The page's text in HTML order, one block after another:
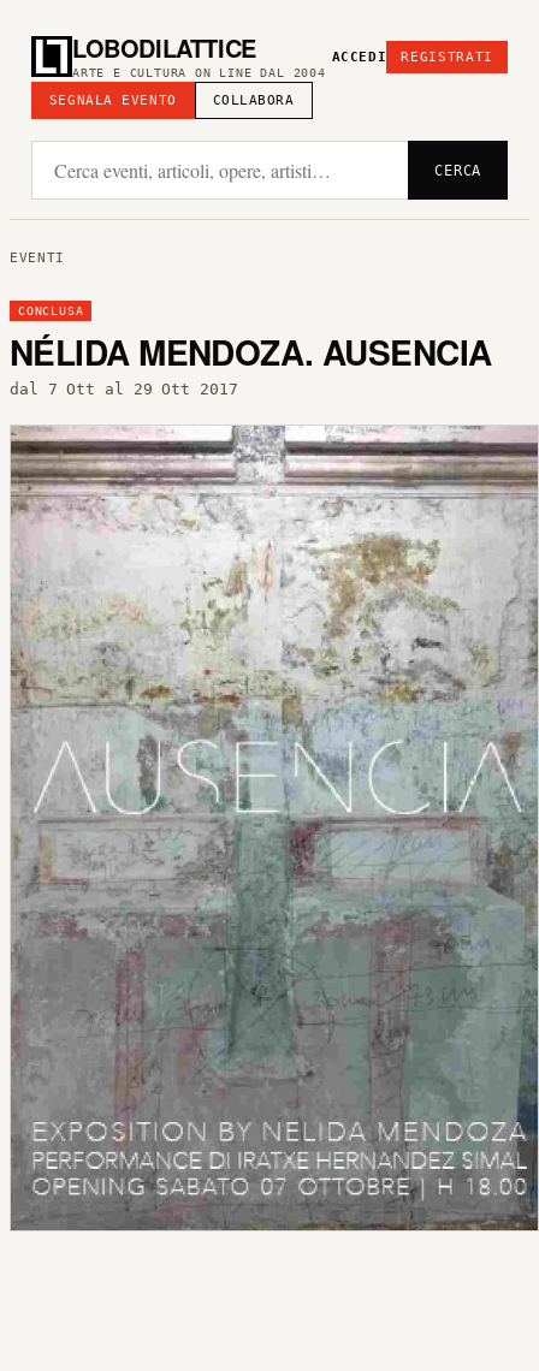
LOBODILATTICE
ARTE E CULTURA ON LINE DAL 2004
SEGNALA EVENTO COLLABORA
ACCEDI REGISTRATI
CERCA
EVENTI
CONCLUSA
NÉLIDA MENDOZA. AUSENCIA
dal 7 Ott al 29 Ott 2017